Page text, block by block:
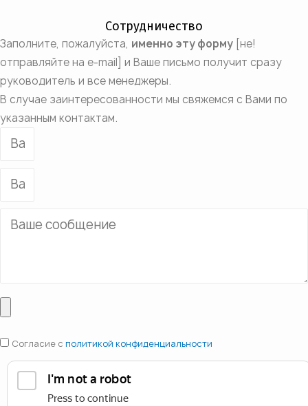
Сотрудничество
Заполните, пожалуйста, именно эту форму [не!
отправляйте на e-mail] и Ваше письмо получит сразу
руководитель и все менеджеры.
В случае заинтересованности мы свяжемся с Вами по
указанным контактам.
Согласие с политикой конфиденциальности